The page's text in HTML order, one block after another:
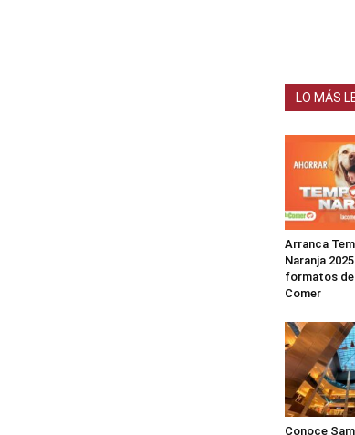
LO MÁS
Arranca
Naranja
formatos de
Comer
Conoce